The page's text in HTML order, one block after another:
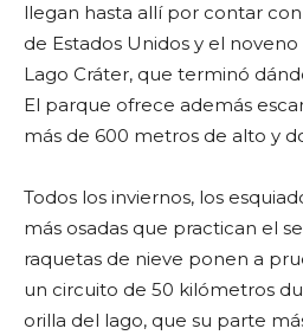
llegan hasta allí por contar
de Estados Unidos y el
Lago Cráter, que terminó
El parque ofrece además
más de 600 metros de alto y
Todos los inviernos, los
más osadas que practican el
raquetas de nieve ponen a
un circuito de 50 kilómetros
orilla del lago, que su parte